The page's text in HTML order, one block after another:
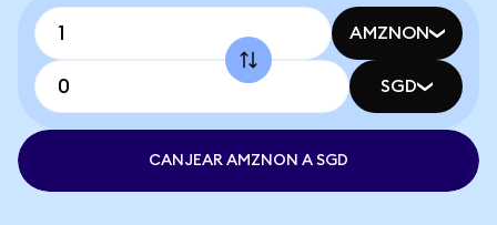
AMZNON
SGD
CANJEAR AMZNON A SGD